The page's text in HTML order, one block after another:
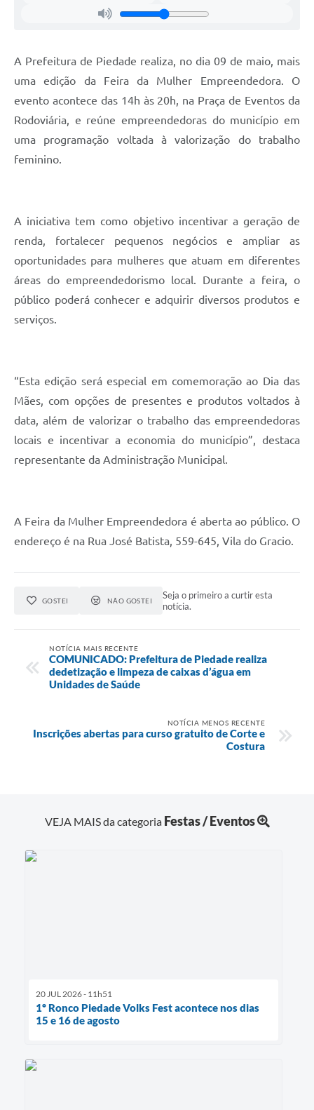
A Prefeitura de Piedade realiza, no dia 09 de maio, mais
uma edição da Feira da Mulher Empreendedora. O
evento acontece das 14h às 20h, na Praça de Eventos da
Rodoviária, e reúne empreendedoras do município em
uma programação voltada à valorização do trabalho
feminino.
A iniciativa tem como objetivo incentivar a geração de
renda, fortalecer pequenos negócios e ampliar as
oportunidades para mulheres que atuam em diferentes
áreas do empreendedorismo local. Durante a feira, o
público poderá conhecer e adquirir diversos produtos e
serviços.
“Esta edição será especial em comemoração ao Dia das
Mães, com opções de presentes e produtos voltados à
data, além de valorizar o trabalho das empreendedoras
locais e incentivar a economia do município”, destaca
representante da Administração Municipal.
A Feira da Mulher Empreendedora é aberta ao público. O
endereço é na Rua José Batista, 559-645, Vila do Gracio.
GOSTEI NÃO GOSTEI
Seja o primeiro a curtir esta
notícia.
NOTÍCIA MAIS RECENTE
COMUNICADO: Prefeitura de Piedade realiza
dedetização e limpeza de caixas d’água em
Unidades de Saúde
NOTÍCIA MENOS RECENTE
Inscrições abertas para curso gratuito de Corte e
Costura
VEJA MAIS da categoria Festas / Eventos
20 JUL 2026 - 11h51
1º Ronco Piedade Volks Fest acontece nos dias
15 e 16 de agosto